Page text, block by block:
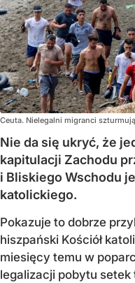
Ceuta. Nielegalni migranci
Nie da się ukryć, że
kapitulacji Zachodu
i Bliskiego Wschodu
katolickiego.
Pokazuje to dobrze
hiszpański Kościół
miesięcy temu w
legalizacji pobytu